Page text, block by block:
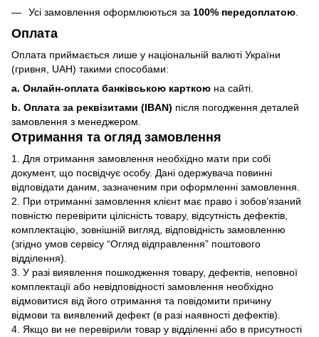
Усі замовлення оформлюються за 100% передоплатою
Оплата
Оплата приймається лише у національній валюті України
(гривня, UAH) такими способами:
a. Онлайн-оплата банківською карткою на сайті.
b. Оплата за реквізитами (IBAN) після погодження деталей
замовлення з менеджером.
Отримання та огляд замовлення
1. Для отримання замовлення необхідно мати при собі
документ, що посвідчує особу. Дані одержувача повинні
відповідати даним, зазначеним при оформленні замовлення.
2. При отриманні замовлення клієнт має право і зобов’язаний
повністю перевірити цілісність товару, відсутність дефектів,
комплектацію, зовнішній вигляд, відповідність замовленню
(згідно умов сервісу “Огляд відправлення” поштового
відділення).
3. У разі виявлення пошкодження товару, дефектів, неповної
комплектації або невідповідності замовлення необхідно
відмовитися від його отримання та повідомити причину
відмови та виявлений дефект (в разі наявності дефектів).
4. Якщо ви не перевірили товар у відділенні або в присутності